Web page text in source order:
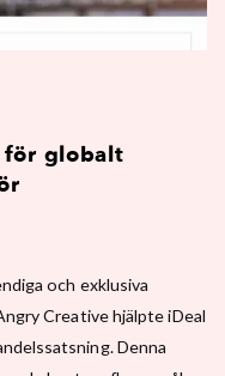
för globalt
och exklusiva
Creative hjälpte iDeal
Denna